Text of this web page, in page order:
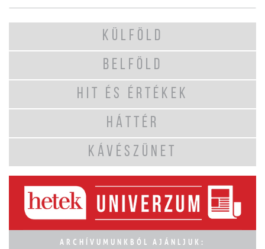
KÜLFÖLD
BELFÖLD
HIT ÉS ÉRTÉKEK
HÁTTÉR
KÁVÉSZÜNET
ARCHÍVUMUNKBÓL AJÁNLJUK: